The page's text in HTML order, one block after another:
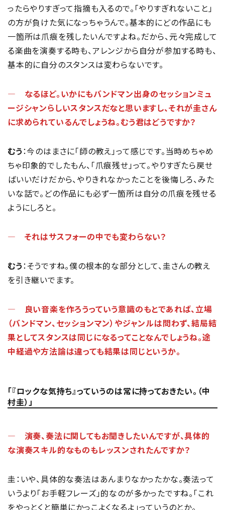
ったらやりすぎって指摘も入るので。「やりすぎれないこと」
の方が負けた気になっちゃうんで。基本的にどの作品にも
一箇所は爪痕を残したいんですよね。だから、元々完成して
る楽曲を演奏する時も、アレンジから自分が参加する時も、
基本的に自分のスタンスは変わらないです。
― なるほど。いかにもバンドマン出身のセッションミュ
ージシャンらしいスタンスだなと思いますし、それが圭さん
に求められているんでしょうね。むう君はどうですか？
むう：今のはまさに「師の教え」って感じです。当時めちゃめ
ちゃ印象的でしたもん、「爪痕残せ」って。やりすぎたら戻せ
ばいいだけだから、やりきれなかったことを後悔しろ、みた
いな話で。どの作品にも必ず一箇所は自分の爪痕を残せる
ようにしろと。
― それはサスフォーの中でも変わらない？
むう：そうですね。僕の根本的な部分として、圭さんの教え
を引き継いでます。
― 良い音楽を作ろうっていう意識のもとであれば、立場
（バンドマン、セッションマン）やジャンルは問わず、結局結
果としてスタンスは同じになるってことなんでしょうね。途
中経過や方法論は違っても結果は同じというか。
「『ロックな気持ち』っていうのは常に持っておきたい。（中
村圭）」
― 演奏、奏法に関してもお聞きしたいんですが、具体的
な演奏スキル的なものもレッスンされたんですか？
圭：いや、具体的な奏法はあんまりなかったかな。奏法って
いうより「お手軽フレーズ」的なのが多かったですね。「これ
をやっとくと簡単にかっこよくなるよ」っていうのとか。